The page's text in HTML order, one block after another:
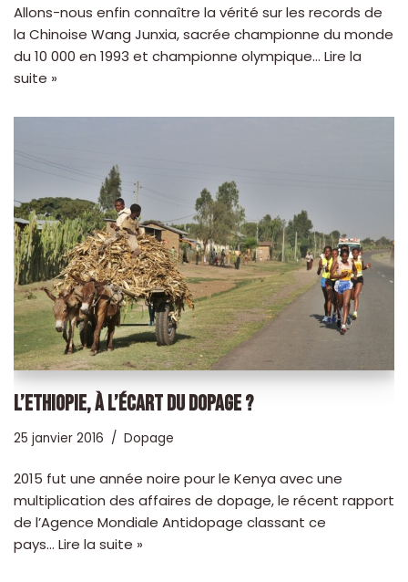
Allons-nous enfin connaître la vérité sur les records de
la Chinoise Wang Junxia, sacrée championne du monde
du 10 000 en 1993 et championne olympique… Lire la
suite »
L’ETHIOPIE, À L’ÉCART DU DOPAGE ?
25 janvier 2016 Dopage
2015 fut une année noire pour le Kenya avec une
multiplication des affaires de dopage, le récent rapport
de l’Agence Mondiale Antidopage classant ce
pays… Lire la suite »